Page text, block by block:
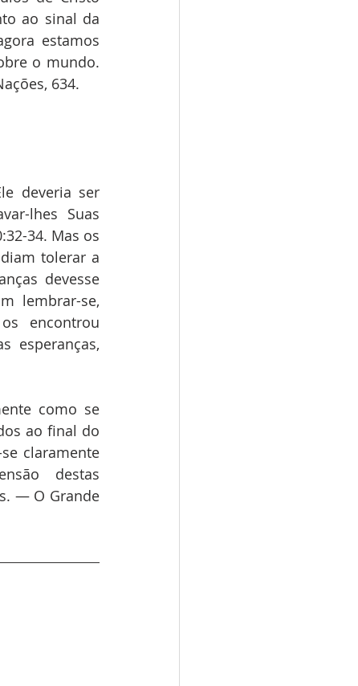
ao sinal da
estamos
o mundo.
634.
deveria ser
lhes Suas
34. Mas os
tolerar a
devesse
lembrar-se,
encontrou
esperanças,
como se
ao final do
claramente
destas
— O Grande